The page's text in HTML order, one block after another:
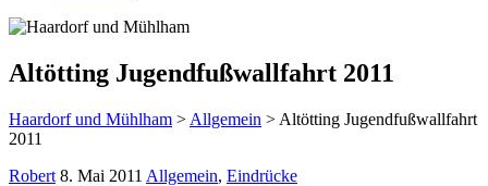
Altötting Jugendfußwallfahrt 2011
Haardorf und Mühlham > Allgemein > Altötting Jugendfußwallfahrt
2011
Robert 8. Mai 2011 Allgemein, Eindrücke